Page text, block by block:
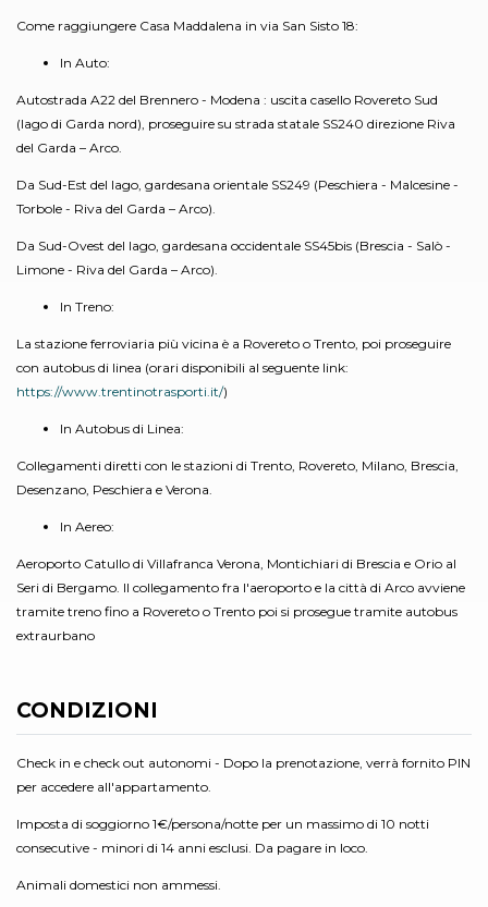
Come raggiungere Casa Maddalena in via San Sisto 18:
In Auto:
Autostrada A22 del Brennero - Modena : uscita casello Rovereto Sud
(lago di Garda nord), proseguire su strada statale SS240 direzione Riva
del Garda – Arco.
Da Sud-Est del lago, gardesana orientale SS249 (Peschiera - Malcesine -
Torbole - Riva del Garda – Arco).
Da Sud-Ovest del lago, gardesana occidentale SS45bis (Brescia - Salò -
Limone - Riva del Garda – Arco).
In Treno:
La stazione ferroviaria più vicina è a Rovereto o Trento, poi proseguire
con autobus di linea (orari disponibili al seguente link:
https://www.trentinotrasporti.it/)
In Autobus di Linea:
Collegamenti diretti con le stazioni di Trento, Rovereto, Milano, Brescia,
Desenzano, Peschiera e Verona.
In Aereo:
Aeroporto Catullo di Villafranca Verona, Montichiari di Brescia e Orio al
Seri di Bergamo. Il collegamento fra l'aeroporto e la città di Arco avviene
tramite treno fino a Rovereto o Trento poi si prosegue tramite autobus
extraurbano
CONDIZIONI
Check in e check out autonomi - Dopo la prenotazione, verrà fornito PIN
per accedere all'appartamento.
Imposta di soggiorno 1€/persona/notte per un massimo di 10 notti
consecutive - minori di 14 anni esclusi. Da pagare in loco.
Animali domestici non ammessi.